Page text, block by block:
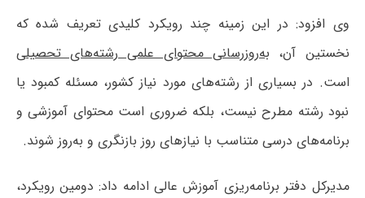
وی افزود: در این زمینه چند رویکرد کلیدی تعریف شده که
نخستین آن، به‌روزرسانی محتوای علمی رشته‌های تحصیلی
است. در بسیاری از رشته‌های مورد نیاز کشور، مسئله کمبود یا
نبود رشته مطرح نیست، بلکه ضروری است محتوای آموزشی و
برنامه‌های درسی متناسب با نیازهای روز بازنگری و به‌روز شوند.
مدیرکل دفتر برنامه‌ریزی آموزش عالی ادامه داد: دومین رویکرد،